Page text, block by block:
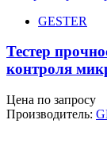
GESTER
Тестер
контроля
Цена по запросу
Производитель: